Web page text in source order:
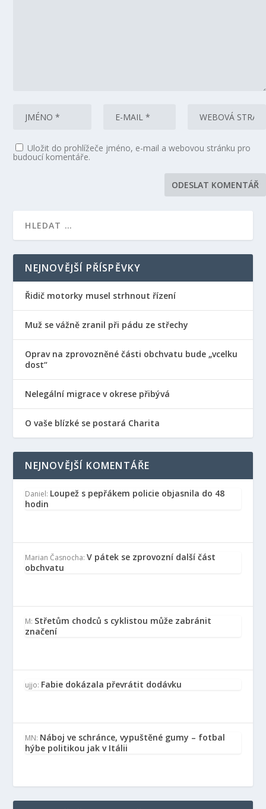
Uložit do prohlížeče jméno, e-mail a webovou stránku pro
budoucí komentáře.
NEJNOVĚJŠÍ PŘÍSPĚVKY
Řidič motorky musel strhnout řízení
Muž se vážně zranil při pádu ze střechy
Oprav na zprovozněné části obchvatu bude „vcelku
dost“
Nelegální migrace v okrese přibývá
O vaše blízké se postará Charita
NEJNOVĚJŠÍ KOMENTÁŘE
Daniel: Loupež s pepřákem policie objasnila do 48
hodin
Marian Časnocha:V pátek se zprovozní další část
obchvatu
M: Střetům chodců s cyklistou může zabránit
značení
ujjo: Fabie dokázala převrátit dodávku
MN: Náboj ve schránce, vypuštěné gumy – fotbal
hýbe politikou jak v Itálii